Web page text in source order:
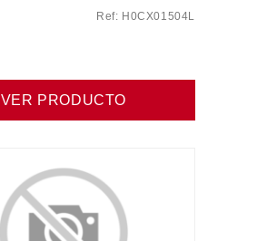
Ref: H0CX01504L
VER PRODUCTO